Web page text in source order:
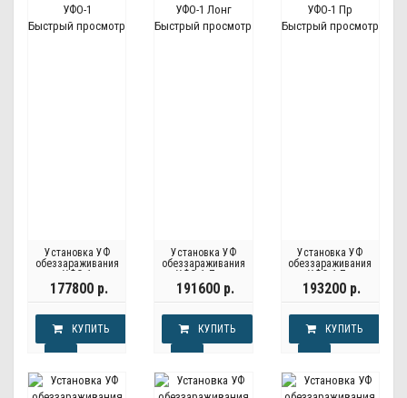
Быстрый просмотр
Установка УФ
обеззараживания
УФО-1
177800 р.
КУПИТЬ
Быстрый просмотр
Установка УФ
обеззараживания
УФО-1 Лонг
191600 р.
КУПИТЬ
Быстрый просмотр
Установка УФ
обеззараживания
УФО-1 Пр
193200 р.
КУПИТЬ